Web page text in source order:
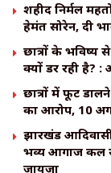
शहीद निर्मल
हेमंत सोरेन, दी
छात्रों के भविष्य
क्यों डर रही है? :
छात्रों में फूट
का आरोप, 10
झारखंड
भव्य आगाज कल से,
जायजा